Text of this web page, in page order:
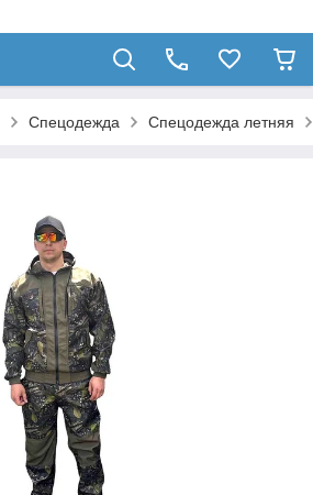
Спецодежда Спецодежда летняя